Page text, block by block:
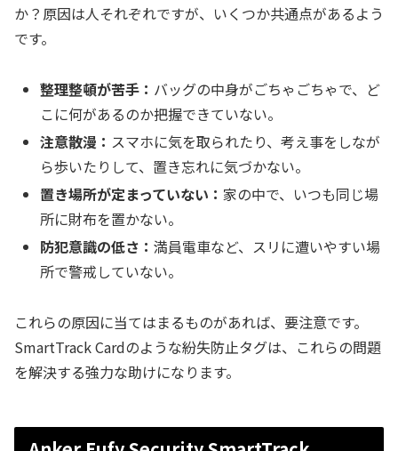
か？原因は人それぞれですが、いくつか共通点があるよう
です。
整理整頓が苦手： バッグの中身がごちゃごちゃで、ど
こに何があるのか把握できていない。
注意散漫： スマホに気を取られたり、考え事をしなが
ら歩いたりして、置き忘れに気づかない。
置き場所が定まっていない：家の中で、いつも同じ場
所に財布を置かない。
防犯意識の低さ：満員電車など、スリに遭いやすい場
所で警戒していない。
これらの原因に当てはまるものがあれば、要注意です。
SmartTrack Cardのような紛失防止タグは、これらの問題
を解決する強力な助けになります。